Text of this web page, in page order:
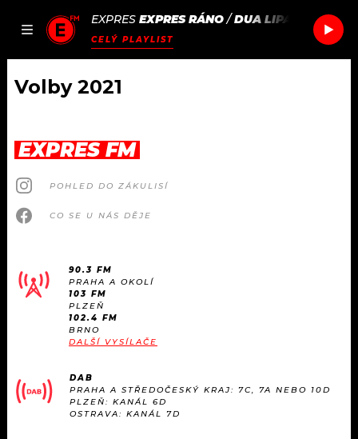
JAK
SEZNAM.CZ
EXPRES EXPRES RÁNO/DUA LIPA & DA
CELÝ PLAYLIST
DOMŮ
ČLÁNKY
AKTUÁLNĚ
ROZHOVORY
#NEBUDUDOMA
KVÍZY
PODCASTY
RÁDIO
APLIKACE
PROGRAM
PLAYLIST
SOUTĚŽE
Volby 2021
EXPRES FM
POHLED DO ZÁKULISÍ
CO SE U NÁS DĚJE
90.3 FM
PRAHA A OKOLÍ
103 FM
PLZEŇ
102.4 FM
BRNO
DALŠÍ VYSÍLAČE
DAB
PRAHA A STŘEDOČESKÝ KRAJ: 7C, 7A NEBO 10D
PLZEŇ: KANÁL 6D
OSTRAVA: KANÁL 7D